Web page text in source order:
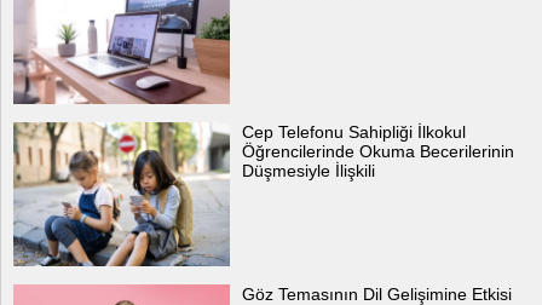
Cep Telefonu Sahipliği İlkokul
Öğrencilerinde Okuma Becerilerinin
Düşmesiyle İlişkili
Göz Temasının Dil Gelişimine Etkisi